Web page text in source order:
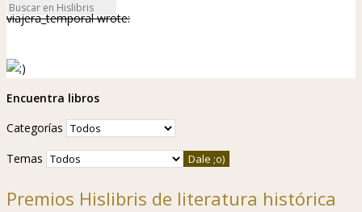
viajera_temporal wrote:
Encuentra libros
Categorías
Temas
Premios Hislibris de literatura histórica